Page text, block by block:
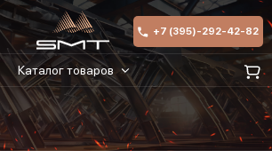
+7 (395)-292-42-82
Каталог товаров